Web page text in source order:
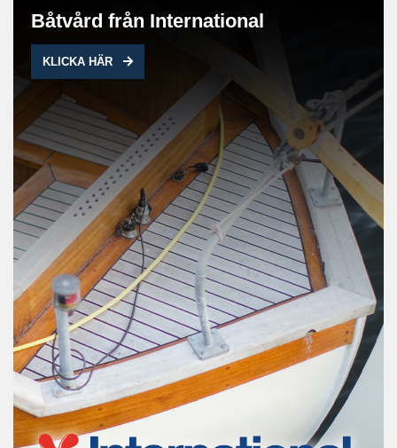
Båtvård från International
KLICKA HÄR